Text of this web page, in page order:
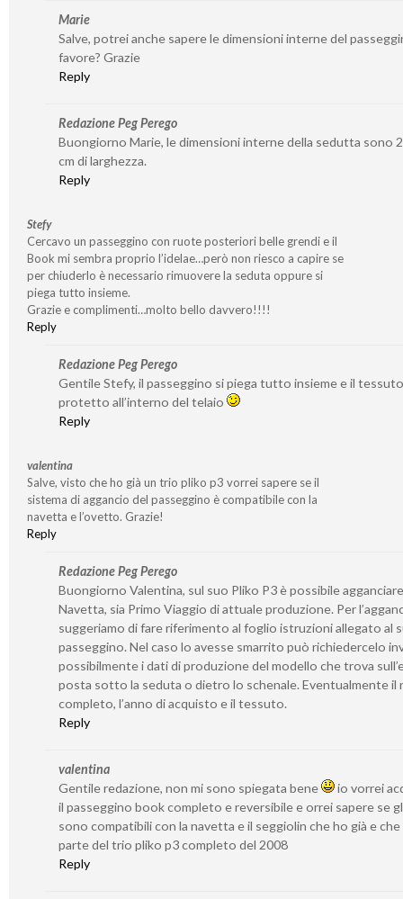
Marie
Salve, potrei anche sapere le dimensioni interne del
favore? Grazie
Reply
Redazione Peg Perego
Buongiorno Marie, le dimensioni interne della sedutta sono
cm di larghezza.
Reply
Stefy
Cercavo un passeggino con ruote posteriori belle grendi e il
Book mi sembra proprio l’idelae…però non riesco a capire se
per chiuderlo è necessario rimuovere la seduta oppure si
piega tutto insieme.
Grazie e complimenti…molto bello davvero!!!!
Reply
Redazione Peg Perego
Gentile Stefy, il passeggino si piega tutto insieme e il
protetto all’interno del telaio
Reply
valentina
Salve, visto che ho già un trio pliko p3 vorrei sapere se il
sistema di aggancio del passeggino è compatibile con la
navetta e l’ovetto. Grazie!
Reply
Redazione Peg Perego
Buongiorno Valentina, sul suo Pliko P3 è possibile
Navetta, sia Primo Viaggio di attuale produzione. Per
suggeriamo di fare riferimento al foglio istruzioni allegato al
passeggino. Nel caso lo avesse smarrito può richiedercelo
possibilmente i dati di produzione del modello che trova
posta sotto la seduta o dietro lo schenale. Eventualmente il
completo, l’anno di acquisto e il tessuto.
Reply
valentina
Gentile redazione, non mi sono spiegata bene
io vorrei
il passeggino book completo e reversibile e orrei sapere se
sono compatibili con la navetta e il seggiolin che ho già e
parte del trio pliko p3 completo del 2008
Reply